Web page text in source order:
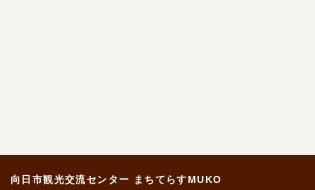
向日市観光交流センター まちてらすMUKO